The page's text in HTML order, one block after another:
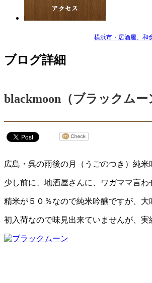
横浜市・居酒屋、和
ブログ詳細
blackmoon（ブラックムー
広島・呉の雨後の月（うごのつき）純
少し前に、地酒屋さんに、ワガママ言
精米が５０％なので純米吟醸ですが
初入荷なので味見出来ていませんが、